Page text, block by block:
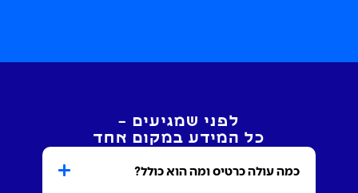
לפני שמגיעים –
כל המידע במקום אחד
כמה עולה כרטיס ומה הוא כולל?